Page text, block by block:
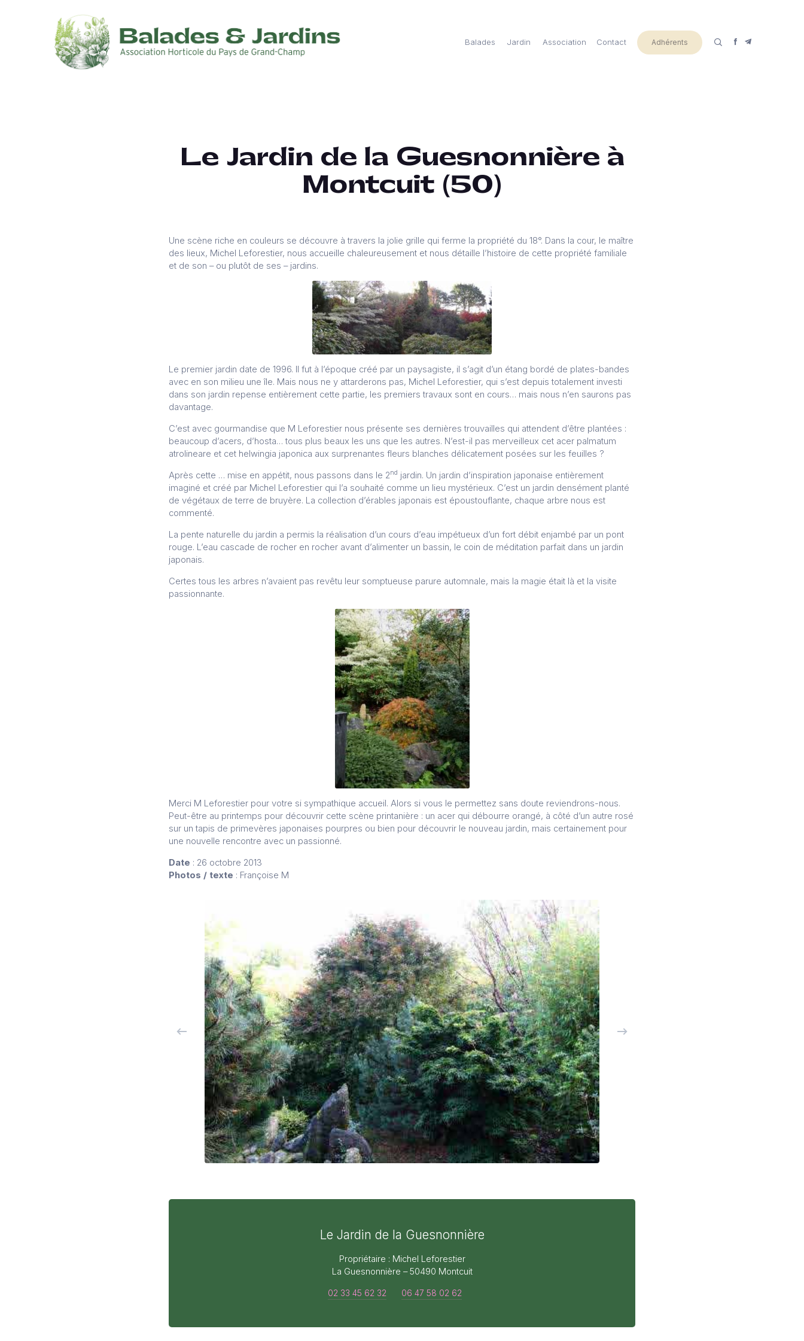
Balades Jardin Association Adhérents
Contact
Le Jardin de la Guesnonnière à
Montcuit (50)
Une scène riche en couleurs se découvre à travers la jolie grille qui ferme la propriété du 18°. Dans la cour, le maître
des lieux, Michel Leforestier, nous accueille chaleureusement et nous détaille l’histoire de cette propriété familiale
et de son – ou plutôt de ses – jardins.
Le premier jardin date de 1996. Il fut à l’époque créé par un paysagiste, il s’agit d’un étang bordé de plates-bandes
avec en son milieu une île. Mais nous ne y attarderons pas, Michel Leforestier, qui s’est depuis totalement investi
dans son jardin repense entièrement cette partie, les premiers travaux sont en cours… mais nous n’en saurons pas
davantage.
C’est avec gourmandise que M Leforestier nous présente ses dernières trouvailles qui attendent d’être plantées :
beaucoup d’acers, d’hosta… tous plus beaux les uns que les autres. N’est-il pas merveilleux cet acer palmatum
atrolineare et cet helwingia japonica aux surprenantes fleurs blanches délicatement posées sur les feuilles ?
Après cette … mise en appétit, nous passons dans le 2nd jardin. Un jardin d’inspiration japonaise entièrement
imaginé et créé par Michel Leforestier qui l’a souhaité comme un lieu mystérieux. C’est un jardin densément planté
de végétaux de terre de bruyère. La collection d’érables japonais est époustouflante, chaque arbre nous est
commenté.
La pente naturelle du jardin a permis la réalisation d’un cours d’eau impétueux d’un fort débit enjambé par un pont
rouge. L’eau cascade de rocher en rocher avant d’alimenter un bassin, le coin de méditation parfait dans un jardin
japonais.
Certes tous les arbres n’avaient pas revêtu leur somptueuse parure automnale, mais la magie était là et la visite
passionnante.
Merci M Leforestier pour votre si sympathique accueil. Alors si vous le permettez sans doute reviendrons-nous.
Peut-être au printemps pour découvrir cette scène printanière : un acer qui débourre orangé, à côté d’un autre rosé
sur un tapis de primevères japonaises pourpres ou bien pour découvrir le nouveau jardin, mais certainement pour
une nouvelle rencontre avec un passionné.
Date : 26 octobre 2013
Photos / texte : Françoise M
Le Jardin de la Guesnonnière
Propriétaire : Michel Leforestier
La Guesnonnière – 50490 Montcuit
02 33 45 62 32 06 47 58 02 62